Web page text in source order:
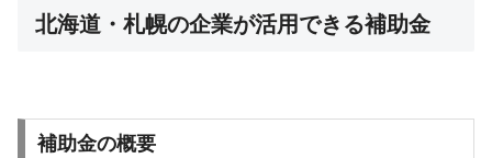
北海道・札幌の企業が活用できる補助金
補助金の概要